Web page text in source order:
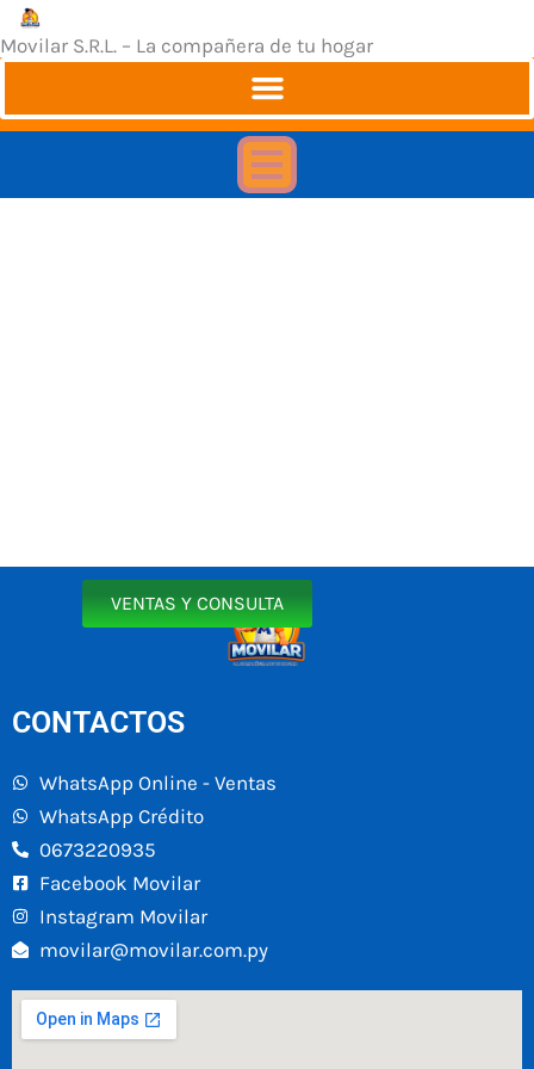
al
Movilar S.R.L. – La compañera de tu hogar
VENTAS Y CONSULTA
CONTACTOS
WhatsApp Online - Ventas
WhatsApp Crédito
0673220935
Facebook Movilar
Instagram Movilar
movilar@movilar.com.py